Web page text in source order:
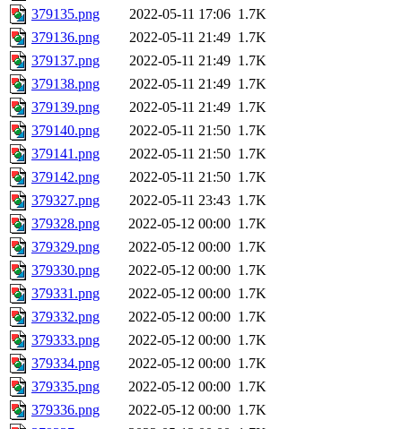
379135.png
2022-05-11 17:06 1.7K
379136.png
2022-05-11 21:49 1.7K
379137.png
2022-05-11 21:49 1.7K
379138.png
2022-05-11 21:49 1.7K
379139.png
2022-05-11 21:49 1.7K
379140.png
2022-05-11 21:50 1.7K
379141.png
2022-05-11 21:50 1.7K
379142.png
2022-05-11 21:50 1.7K
379327.png
2022-05-11 23:43 1.7K
379328.png
2022-05-12 00:00 1.7K
379329.png
2022-05-12 00:00 1.7K
379330.png
2022-05-12 00:00 1.7K
379331.png
2022-05-12 00:00 1.7K
379332.png
2022-05-12 00:00 1.7K
379333.png
2022-05-12 00:00 1.7K
379334.png
2022-05-12 00:00 1.7K
379335.png
2022-05-12 00:00 1.7K
379336.png
2022-05-12 00:00 1.7K